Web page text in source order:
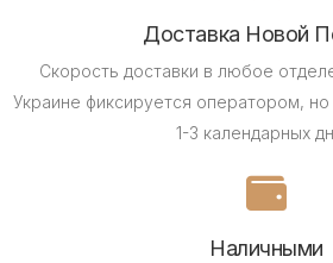
Доставка Новой
Скорость доставки в любое
Украине фиксируется оператором,
1-3 календарных
Наличными